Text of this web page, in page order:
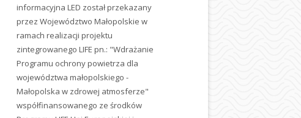
informacyjna LED został przekazany
przez Województwo Małopolskie w
ramach realizacji projektu
zintegrowanego LIFE pn.: "Wdrażanie
Programu ochrony powietrza dla
województwa małopolskiego -
Małopolska w zdrowej atmosferze"
współfinansowanego ze środków